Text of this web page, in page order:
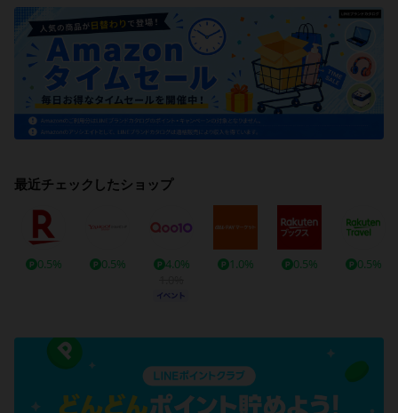
最近チェックしたショップ
0.5% 0.5%
4.0%
1.0% 0.5% 0.5%